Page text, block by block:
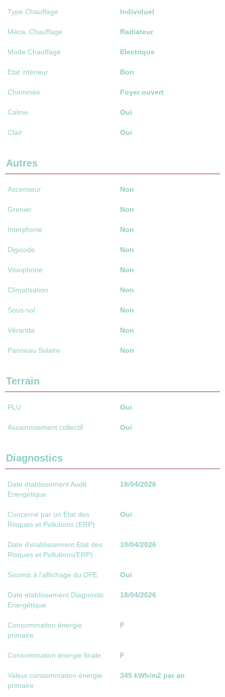
Type Chauffage Individuel
Méca. Chauffage Radiateur
Mode Chauffage Electrique
Etat intérieur Bon
Cheminée Foyer ouvert
Calme Oui
Clair Oui
Autres
Ascenseur Non
Grenier Non
Interphone Non
Digicode Non
Visiophone Non
Climatisation Non
Sous-sol Non
Véranda Non
Panneau Solaire Non
Terrain
PLU Oui
Assainissement collectif Oui
Diagnostics
Date établissement Audit
Energétique
18/04/2026
Concerné par un Etat des
Risques et Pollutions (ERP)
Oui
Date d'établissement Etat des
Risques et Pollutions(ERP)
10/04/2026
Soumis à l'affichage du DPE Oui
Date établissement Diagnostic
Energétique
18/04/2026
Consommation énergie
primaire
F
Consommation énergie finale F
Valeur consommation énergie
primaire
345 kWh/m2 par an